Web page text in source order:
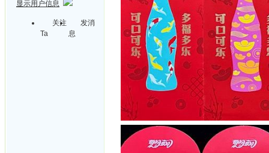
显示用户信息
关注
Ta
发消
息